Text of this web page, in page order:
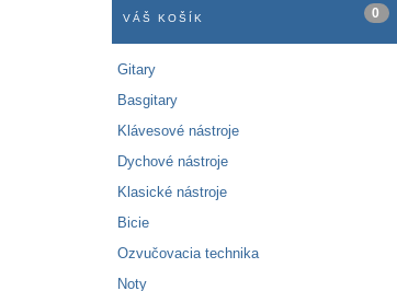
VÁŠ KOŠÍK 0
Gitary
Basgitary
Klávesové nástroje
Dychové nástroje
Klasické nástroje
Bicie
Ozvučovacia technika
Noty